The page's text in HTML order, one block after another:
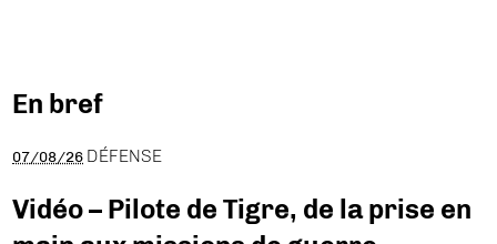
En bref
07/08/26 DÉFENSE
Vidéo – Pilote de Tigre, de la prise en